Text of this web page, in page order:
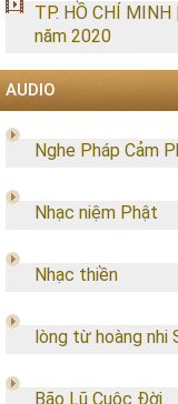
TP. HỒ CHÍ
năm 2020
AUDIO
Nghe Pháp Cảm
Nhạc niệm Phật
Nhạc thiền
lòng từ hoàng nhi
Bão Lũ Cuộc Đời